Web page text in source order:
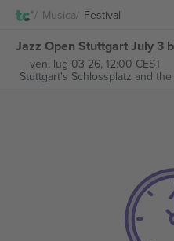
Musica Festival
Jazz Open Stuttgart July 3
ven, lug 03 26, 12:00 CEST
Stuttgart's Schlossplatz and